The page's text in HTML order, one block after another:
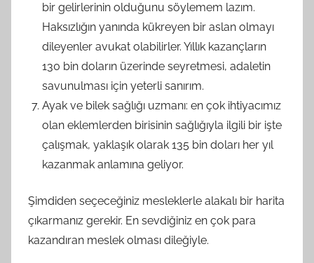
bir gelirlerinin olduğunu söylemem lazım.
Haksızlığın yanında kükreyen bir aslan olmayı
dileyenler avukat olabilirler. Yıllık kazançların
130 bin doların üzerinde seyretmesi, adaletin
savunulması için yeterli sanırım.
Ayak ve bilek sağlığı uzmanı: en çok ihtiyacımız
olan eklemlerden birisinin sağlığıyla ilgili bir işte
çalışmak, yaklaşık olarak 135 bin doları her yıl
kazanmak anlamına geliyor.
Şimdiden seçeceğiniz mesleklerle alakalı bir harita
çıkarmanız gerekir. En sevdiğiniz en çok para
kazandıran meslek olması dileğiyle.